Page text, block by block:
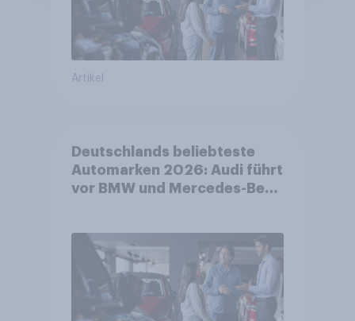
Artikel
Deutschlands beliebteste
Automarken 2026: Audi führt
vor BMW und Mercedes-Benz